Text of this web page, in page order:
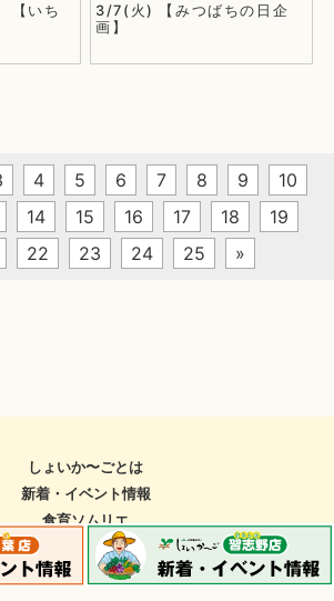
いち
3/7(火) 【みつばちの日企
画】
4 5 6 7 8 9
10
14 15 16 17 18
19
22 23 24 25 »
しょいか〜ごとは
新着・イベント情報
食育ソムリエ
採用情報
お問い合わせ